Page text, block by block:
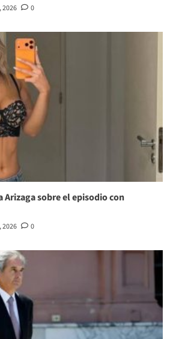
2026 0
Arizaga sobre el episodio con
2026 0